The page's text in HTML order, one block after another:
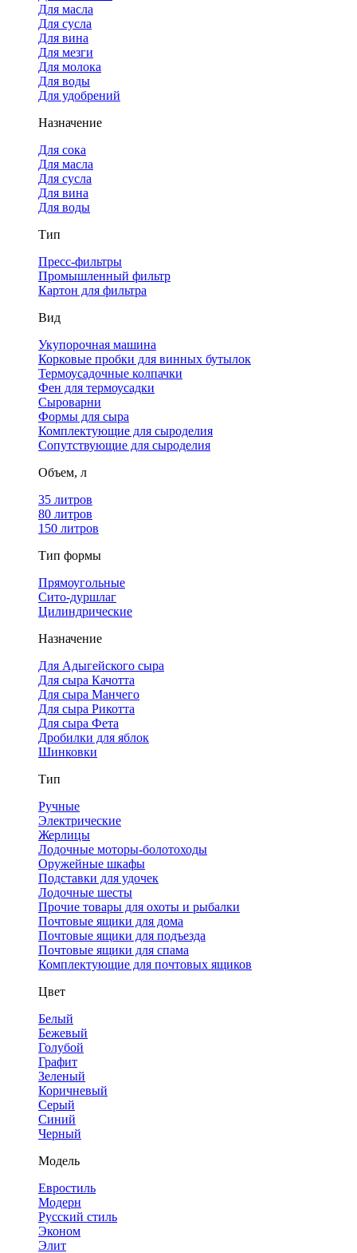
Для масла
Для сусла
Для вина
Для мезги
Для молока
Для воды
Для удобрений
Назначение
Для сока
Для масла
Для сусла
Для вина
Для воды
Тип
Пресс-фильтры
Промышленный фильтр
Картон для фильтра
Вид
Укупорочная машина
Корковые пробки для винных бутылок
Термоусадочные колпачки
Фен для термоусадки
Сыроварни
Формы для сыра
Комплектующие для сыроделия
Сопутствующие для сыроделия
Объем, л
35 литров
80 литров
150 литров
Тип формы
Прямоугольные
Сито-дуршлаг
Цилиндрические
Назначение
Для Адыгейского сыра
Для сыра Качотта
Для сыра Манчего
Для сыра Рикотта
Для сыра Фета
Дробилки для яблок
Шинковки
Тип
Ручные
Электрические
Жерлицы
Лодочные моторы-болотоходы
Оружейные шкафы
Подставки для удочек
Лодочные шесты
Прочие товары для охоты и рыбалки
Почтовые ящики для дома
Почтовые ящики для подъезда
Почтовые ящики для спама
Комплектующие для почтовых ящиков
Цвет
Белый
Бежевый
Голубой
Графит
Зеленый
Коричневый
Серый
Синий
Черный
Модель
Евростиль
Модерн
Русский стиль
Эконом
Элит